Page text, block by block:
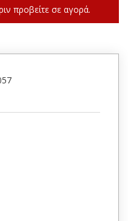
προβείτε σε αγορά.